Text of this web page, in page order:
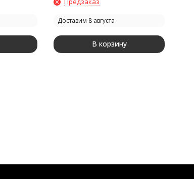
Доставим 8 августа
В корзину